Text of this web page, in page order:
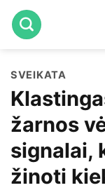
Skip
to
SVEIKATA
žarnos
signalai,
žinoti